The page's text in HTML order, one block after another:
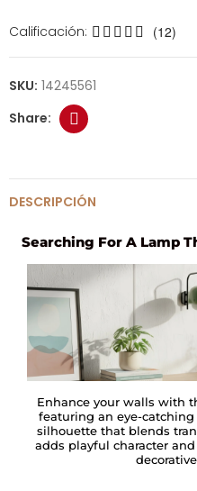
Calificación: (12)
SKU: 14245561
DESCRIPCIÓN
Searching For A Lamp
Enhance your walls with
featuring an eye-
silhouette that blends
adds playful character